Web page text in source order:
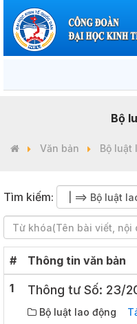
Bộ
Văn bản Bộ luật
Tìm kiếm:
#
Thông tin văn bản
1
Thông tư Số: 23/
Bộ luật lao động